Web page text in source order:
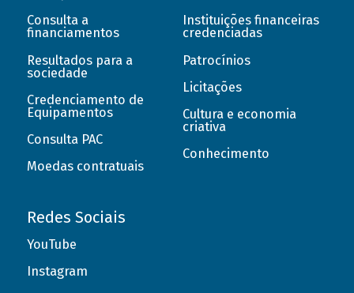
Consulta a
financiamentos
Resultados para a
sociedade
Credenciamento de
Equipamentos
Consulta PAC
Moedas contratuais
Instituições financeiras
credenciadas
Patrocínios
Licitações
Cultura e economia
criativa
Conhecimento
Redes Sociais
YouTube
Instagram